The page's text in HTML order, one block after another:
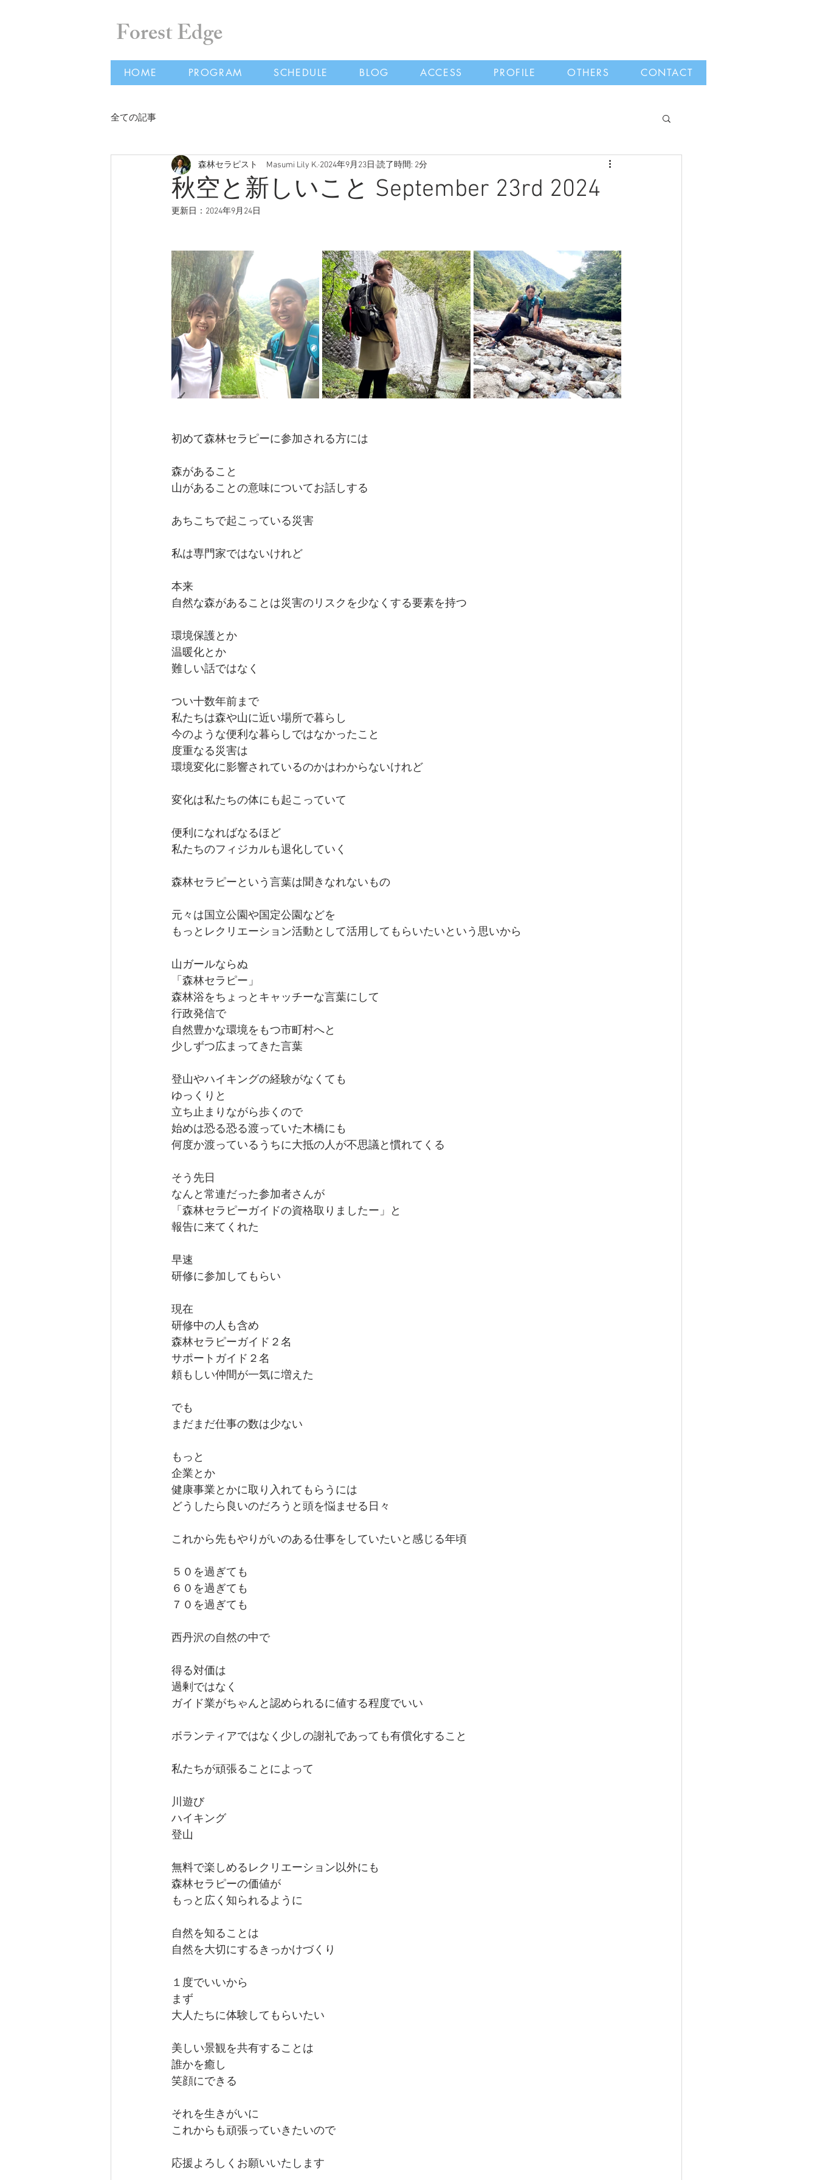
Forest Edge
HOME PROGRAM SCHEDULE BLOG ACCESS PROFILE OTHERS CONTACT
全ての記事
秋空と新しいこと September 23rd 2024
森林セラピスト Masumi Lily K. 2024年9月23日 読了時間: 2分
更新日： 2024年9月24日
初めて森林セラピーに参加される方には
森があること
山があることの意味についてお話しする
あちこちで起こっている災害
私は専門家ではないけれど
本来
自然な森があることは災害のリスクを少なくする要素を持つ
環境保護とか
温暖化とか
難しい話ではなく
つい十数年前まで
私たちは森や山に近い場所で暮らし
今のような便利な暮らしではなかったこと
度重なる災害は
環境変化に影響されているのかはわからないけれど
変化は私たちの体にも起こっていて
便利になればなるほど
私たちのフィジカルも退化していく
森林セラピーという言葉は聞きなれないもの
元々は国立公園や国定公園などを
もっとレクリエーション活動として活用してもらいたいという思いから
山ガールならぬ
「森林セラピー」
森林浴をちょっとキャッチーな言葉にして
行政発信で
自然豊かな環境をもつ市町村へと
少しずつ広まってきた言葉
登山やハイキングの経験がなくても
ゆっくりと
立ち止まりながら歩くので
始めは恐る恐る渡っていた木橋にも
何度か渡っているうちに大抵の人が不思議と慣れてくる
そう先日
なんと常連だった参加者さんが
「森林セラピーガイドの資格取りましたー」と
報告に来てくれた
早速
研修に参加してもらい
現在
研修中の人も含め
森林セラピーガイド２名
サポートガイド２名
頼もしい仲間が一気に増えた
でも
まだまだ仕事の数は少ない
もっと
企業とか
健康事業とかに取り入れてもらうには
どうしたら良いのだろうと頭を悩ませる日々
これから先もやりがいのある仕事をしていたいと感じる年頃
５０を過ぎても
６０を過ぎても
７０を過ぎても
西丹沢の自然の中で
得る対価は
過剰ではなく
ガイド業がちゃんと認められるに値する程度でいい
ボランティアではなく少しの謝礼であっても有償化すること
私たちが頑張ることによって
川遊び
ハイキング
登山
無料で楽しめるレクリエーション以外にも
森林セラピーの価値が
もっと広く知られるように
自然を知ることは
自然を大切にするきっかけづくり
１度でいいから
まず
大人たちに体験してもらいたい
美しい景観を共有することは
誰かを癒し
笑顔にできる
それを生きがいに
これからも頑張っていきたいので
応援よろしくお願いいたします